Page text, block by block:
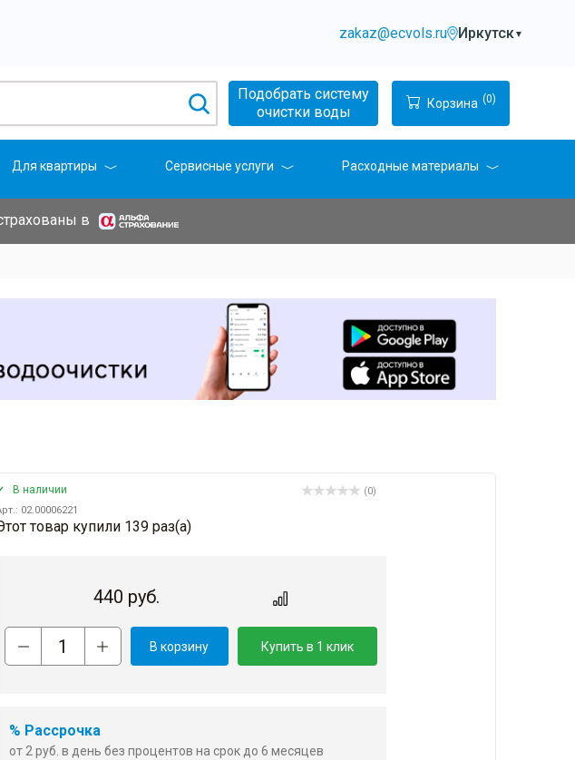
zakaz@ecvols.ru Иркутск▼
Подобрать систему
очистки воды
Корзина (0)
Для квартиры Сервисные услуги Расходные материалы
в
В наличии
02.00006221
(0)
товар купили 139 раз(a)
440 руб.
В корзину Купить в 1 клик
% Рассрочка
от 2 руб. в день без процентов на срок до 6 месяцев